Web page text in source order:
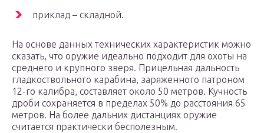
приклад – складной.
На основе данных технических характеристик можно
сказать, что оружие идеально подходит для охоты на
среднего и крупного зверя. Прицельная дальность
гладкоствольного карабина, заряженного патроном
12-го калибра, составляет около 50 метров. Кучность
дроби сохраняется в пределах 50% до расстояния 65
метров. На более дальних дистанциях оружие
считается практически бесполезным.